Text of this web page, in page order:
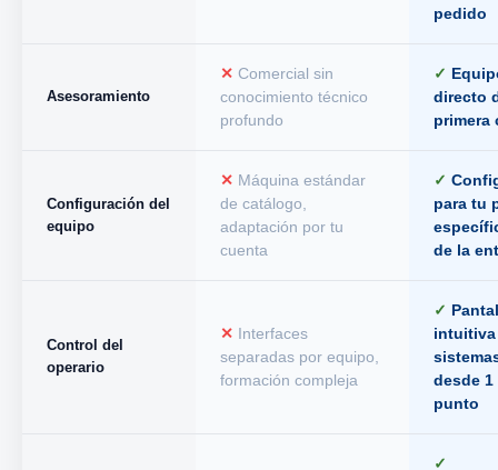
pedido
Asesoramiento
✕ Comercial sin
conocimiento técnico
profundo
✓
directo
primera
Configuración del
equipo
✕ Máquina estándar
de catálogo,
adaptación por tu
cuenta
✓
para tu
de la
Control del
operario
✕ Interfaces
separadas por equipo,
formación compleja
✓
intuitiva
desde
punto
✓